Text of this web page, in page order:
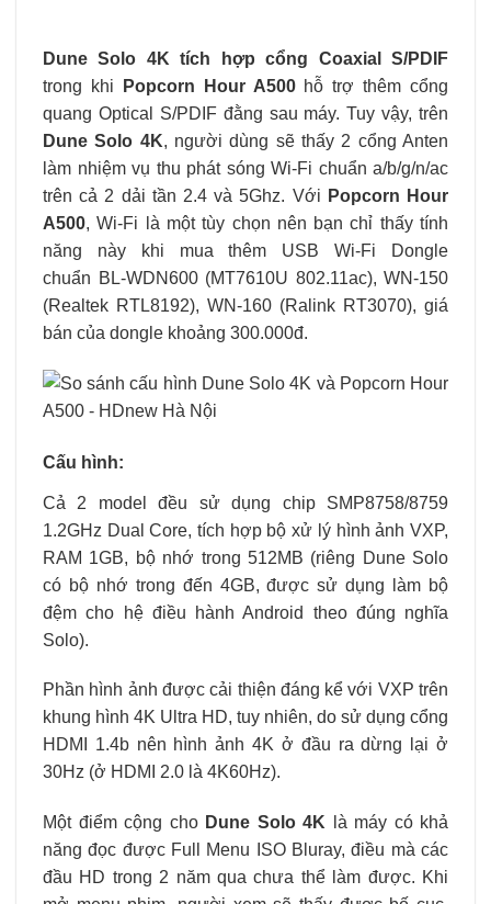
Dune Solo 4K
tích hợp cổng Coaxial S/PDIF
trong khi
Popcorn Hour A500hỗ trợ thêm cổng
quang Optical S/PDIF đằng sau máy. Tuy vậy, trên
Dune Solo 4K, người dùng sẽ thấy 2 cổng Anten
làm nhiệm vụ thu phát sóng Wi-Fi chuẩn a/b/g/n/ac
trên cả 2 dải tần 2.4 và 5Ghz. Với Popcorn Hour
A500, Wi-Fi là một tùy chọn nên bạn chỉ thấy tính
năng này khi mua thêm USB Wi-Fi Dongle
chuẩn BL-WDN600 (MT7610U 802.11ac), WN-150
(Realtek RTL8192), WN-160 (Ralink RT3070), giá
bán của dongle khoảng 300.000đ.
Cấu hình:
Cả 2 model đều sử dụng chip SMP8758/8759
1.2GHz Dual Core, tích hợp bộ xử lý hình ảnh VXP,
RAM 1GB, bộ nhớ trong 512MB (riêng Dune Solo
có bộ nhớ trong đến 4GB, được sử dụng làm bộ
đệm cho hệ điều hành Android theo đúng nghĩa
Solo).
Phần hình ảnh được cải thiện đáng kể với VXP trên
khung hình 4K Ultra HD, tuy nhiên, do sử dụng cổng
HDMI 1.4b nên hình ảnh 4K ở đầu ra dừng lại ở
30Hz (ở HDMI 2.0 là 4K60Hz).
Một điểm cộng cho Dune Solo 4K là máy có khả
năng đọc được Full Menu ISO Bluray, điều mà các
đầu HD trong 2 năm qua chưa thể làm được. Khi